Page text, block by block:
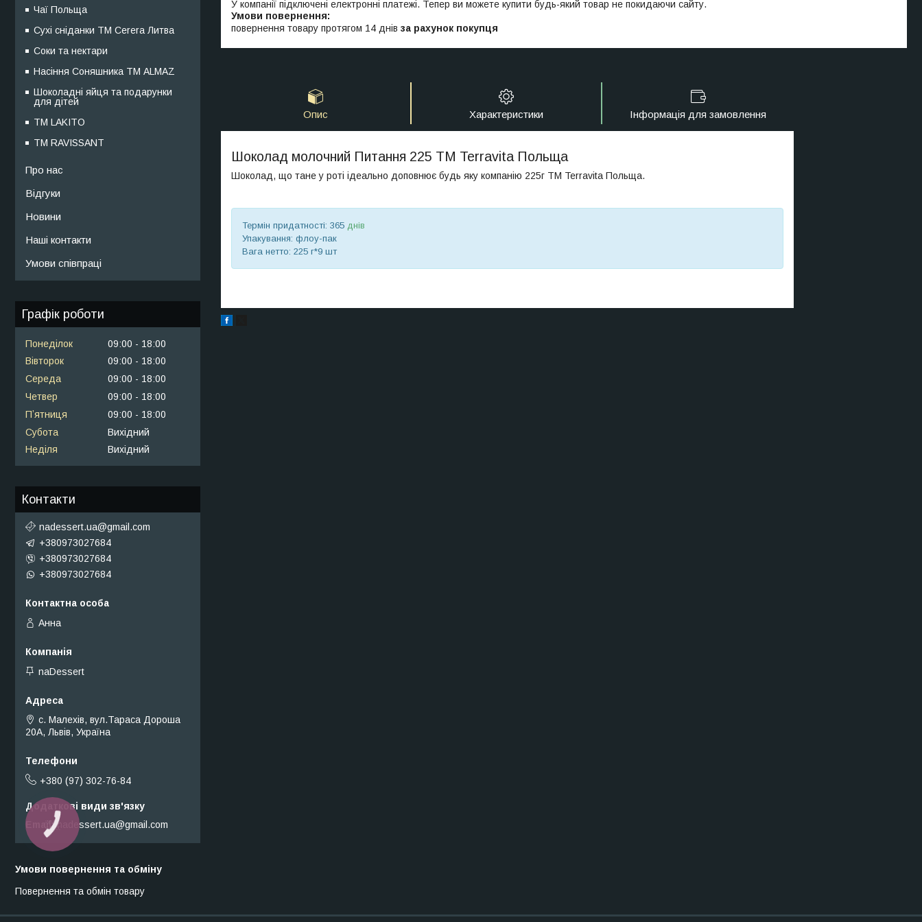
У компанії підключені електронні платежі. Тепер ви можете купити будь-який товар не покидаючи сайту.
повернення товару протягом 14 днів за рахунок покупця
Опис Характеристики Інформація для замовлення
Шоколад молочний Питання 225 TM Terravita Польща
Шоколад, що тане у роті ідеально доповнює будь яку компанію 225г ТМ Terravita Польща.
Термін придатності: 365 днів
Упакування: флоу-пак
Вага нетто: 225 г*9 шт
Чаї Польща
Сухі сніданки ТМ Cerera Литва
Соки та нектари
Насіння Соняшника ТМ ALMAZ
Шоколадні яйця та подарунки
для дітей
ТМ LAKITO
ТМ RAVISSANT
Про нас
Відгуки
Новини
Наші контакти
Умови співпраці
Графік роботи
Понеділок 09:00
18:00
Вівторок
09:00
18:00
Середа
09:00
18:00
Четвер
09:00
18:00
Пʼятниця
09:00
18:00
Субота
Вихідний
Неділя
Вихідний
Контакти
nadessert.ua@gmail.com
+380973027684
+380973027684
+380973027684
Анна
naDessert
с. Малехів, вул.Тараса Дороша
20А, Львів, Україна
+380 (97) 302-76-84
Email nadessert.ua@gmail.com
Умови повернення та обміну
Повернення та обмін товару
КНОПКА
ЗВ'ЯЗКУ